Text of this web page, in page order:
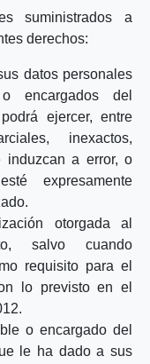
suministrados a
derechos:
datos personales
encargados del
ejercer, entre
inexactos,
induzcan a error, o
expresamente
otorgada al
salvo cuando
requisito para el
lo previsto en el
o encargado del
le ha dado a sus